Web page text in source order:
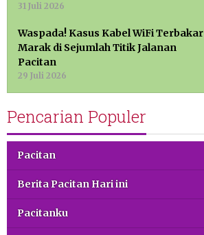
31 Juli 2026
Waspada! Kasus Kabel WiFi Terbakar
Marak di Sejumlah Titik Jalanan
Pacitan
29 Juli 2026
Pencarian Populer
Pacitan
Berita Pacitan Hari ini
Pacitanku